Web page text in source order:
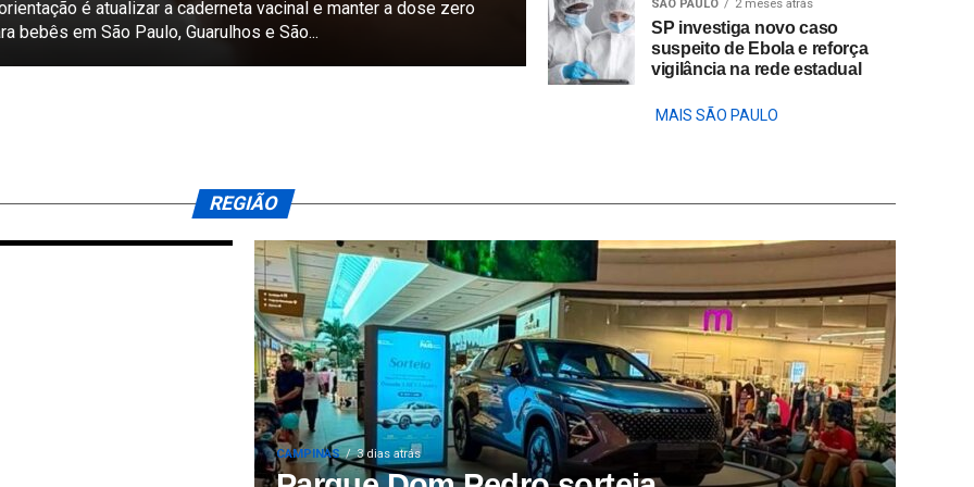
é atualizar a caderneta vacinal e manter a dose zero
bebês em São Paulo, Guarulhos e São...
SÃO PAULO 2 meses atrás
SP investiga novo caso
suspeito de Ebola e reforça
vigilância na rede estadual
MAIS SÃO PAULO
REGIÃO
CAMPINAS 3 dias atrás